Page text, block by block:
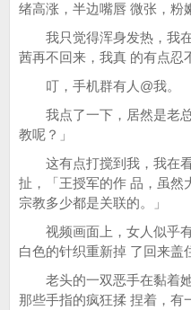
绪高涨，半边嘴唇 微张，粉
我只觉得浑身发热，我在
茜再不回来，我真 的有点
叮，手机群有人@我。
我点了一下，居然是老总
教呢？」
这有点打搅到我，我在看
扯，「王授军的作 品，虽然
宗教多少都是关联的。」
视频画面上，女人似乎有
白色的针织重新掉 了回来盖
老头的一双恶手在黏着她
那些手指的疯狂揉 捏着，有